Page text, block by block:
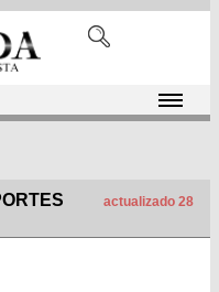
actualizado 28